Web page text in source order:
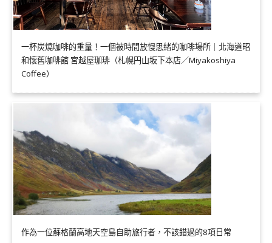
一杯炭燒咖啡的重量！一個被時間放慢思緒的咖啡場所｜北海道昭
和懷舊咖啡館 宮越屋珈琲（札幌円山坂下本店／Miyakoshiya
Coffee）
作為一位蘇格蘭高地天空島自助旅行者，不該錯過的8項日常